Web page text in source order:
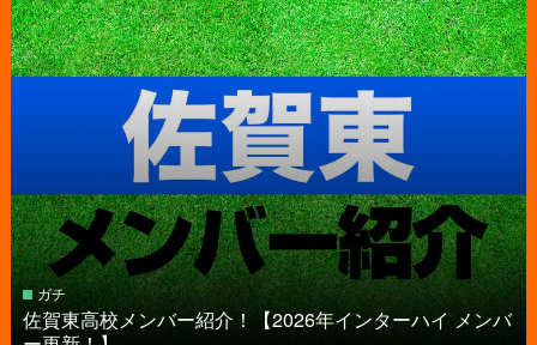
ガチ
佐賀東高校メンバー紹介！【2026年インターハイ メンバ